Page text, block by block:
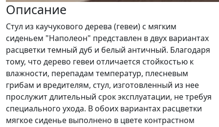
Описание
Стул из каучукового дерева (гевеи) с мягким
сиденьем "Наполеон" представлен в двух вариантах
расцветки темный дуб и белый античный. Благодаря
тому, что дерево гевеи отличается стойкостью к
влажности, перепадам температур, плесневым
грибам и вредителям, стул, изготовленный из нее
прослужит длительный срок эксплуатации, не требуя
специального ухода. В обоих вариантах расцветки
мягкое сиденье выполнено в цвете контрастном